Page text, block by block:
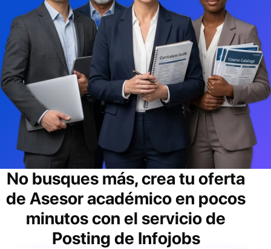
No busques más, crea tu oferta
de Asesor académicoen pocos
minutos con el servicio de
Posting de Infojobs